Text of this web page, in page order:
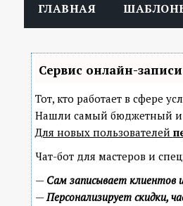
ГЛАВНАЯ
Сервис онлайн-
Тот, кто работает в сфере
Нашли самый бюджетный и
Для новых пользователей
Чат-бот для мастеров и
— Сам записывает клиентов
—Персонализирует скидки,